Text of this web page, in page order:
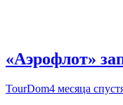
«Аэрофлот»
TourDom4 месяца